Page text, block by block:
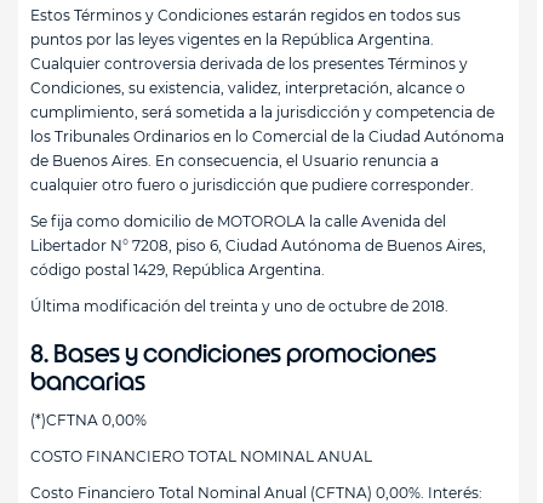
Estos Términos y Condiciones estarán regidos en todos sus
puntos por las leyes vigentes en la República Argentina.
Cualquier controversia derivada de los presentes Términos y
Condiciones, su existencia, validez, interpretación, alcance o
cumplimiento, será sometida a la jurisdicción y competencia de
los Tribunales Ordinarios en lo Comercial de la Ciudad Autónoma
de Buenos Aires. En consecuencia, el Usuario renuncia a
cualquier otro fuero o jurisdicción que pudiere corresponder.
Se fija como domicilio de MOTOROLA la calle Avenida del
Libertador N° 7208, piso 6, Ciudad Autónoma de Buenos Aires,
código postal 1429, República Argentina.
Última modificación del treinta y uno de octubre de 2018.
8. Bases y condiciones promociones
bancarias
(*)CFTNA 0,00%
COSTO FINANCIERO TOTAL NOMINAL ANUAL
Costo Financiero Total Nominal Anual (CFTNA) 0,00%. Interés: